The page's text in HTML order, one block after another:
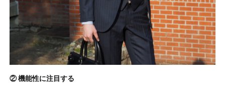
② 機能性に注目する